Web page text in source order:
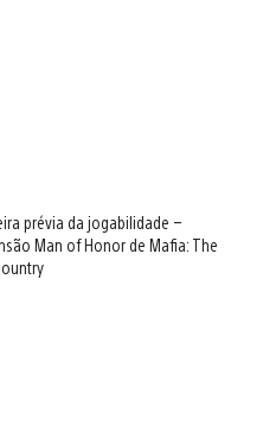
prévia da jogabilidade –
Man of Honor de Mafia: The